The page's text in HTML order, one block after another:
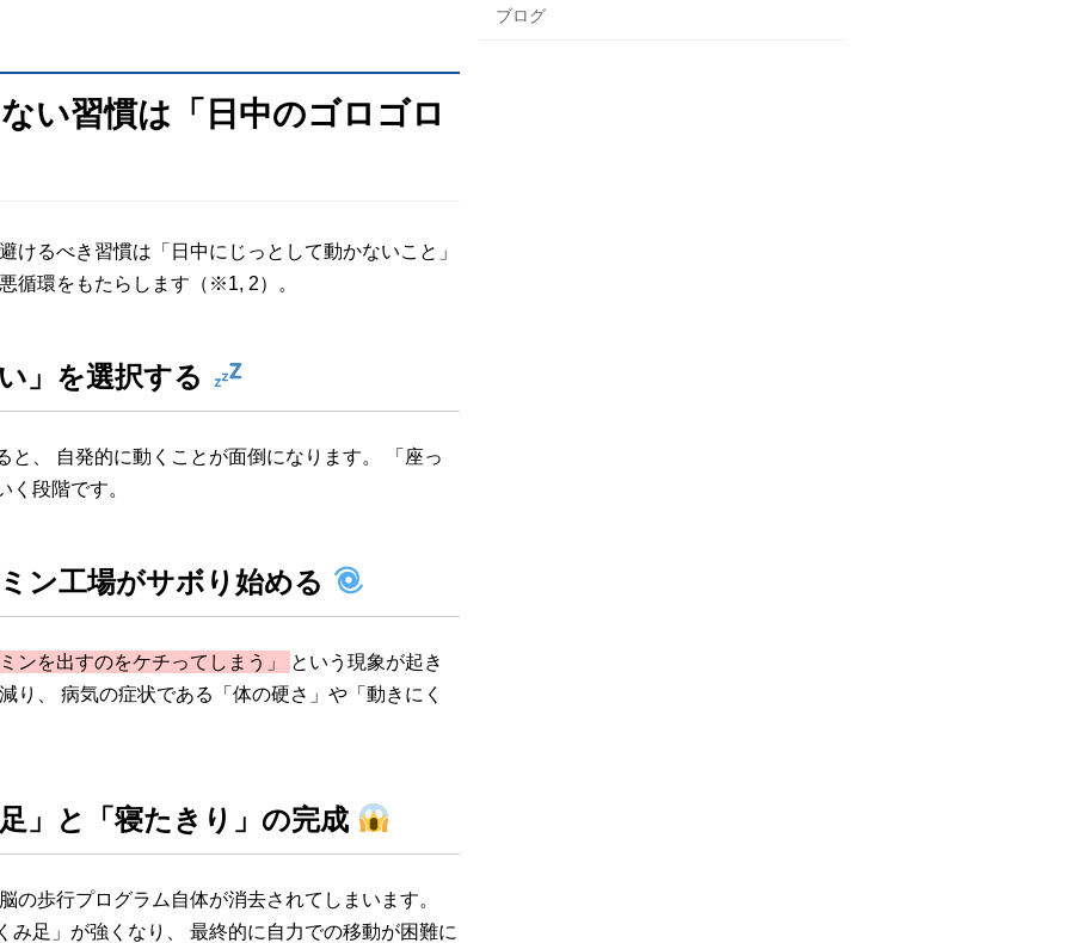
い習慣は「日中のゴロゴロ
けるべき習慣は「日中にじっとして動かないこと」
循環をもたらします（※1, 2）。
」を選択する
と、 自発的に動くことが面倒になります。 「座っ
段階です。
ン工場がサボり始める
ンを出すのをケチってしまう」
という現象が起き
り、 病気の症状である「体の硬さ」や「動きにく
」と「寝たきり」の完成
の歩行プログラム自体が消去されてしまいます。
み足」が強くなり、 最終的に自力での移動が困難に
ブログ